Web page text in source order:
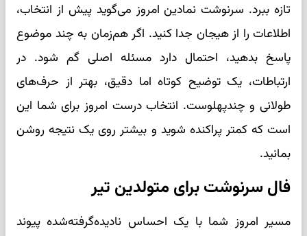
تازه ببرد. سرنوشت نمادین امروز می‌گوید پیش از انتخاب،
اطلاعات را از هیجان جدا کنید. اگر هم‌زمان به چند موضوع
پاسخ بدهید، احتمال دارد مسئله اصلی گم شود. در
ارتباطات، یک توضیح کوتاه اما دقیق، بهتر از حرف‌های
طولانی و چندپهلوست. انتخاب درست امروز برای شما این
است که کمتر پراکنده شوید و بیشتر روی یک نتیجه روشن
بمانید.
فال سرنوشت برای متولدین تیر
مسیر امروز شما با یک احساس نادیده‌گرفته‌شده پیوند